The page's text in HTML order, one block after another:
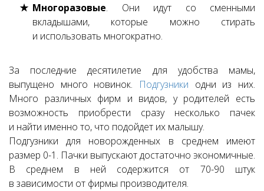
Многоразовые. Они идут со сменными
вкладышами, которые можно стирать
и использовать многократно.
За последние десятилетие для удобства мамы,
выпущено много новинок. Подгузники одни из них.
Много различных фирм и видов, у родителей есть
возможность приобрести сразу несколько пачек
и найти именно то, что подойдет их малышу.
Подгузники для новорожденных в среднем имеют
размер 0-1. Пачки выпускают достаточно экономичные.
В среднем в ней содержится от 70-90 штук
в зависимости от фирмы производителя.